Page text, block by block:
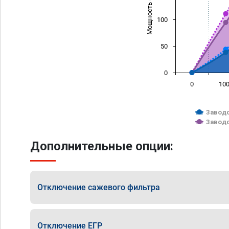
Мощность (л/с)
0
0
50
100
Дополнительные опции:
Отключение сажевого фильтра
Отключение ЕГР